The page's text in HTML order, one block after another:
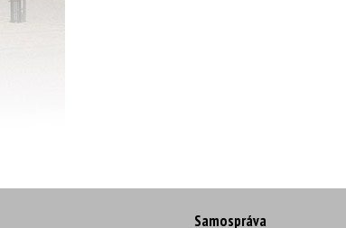
Samospráva